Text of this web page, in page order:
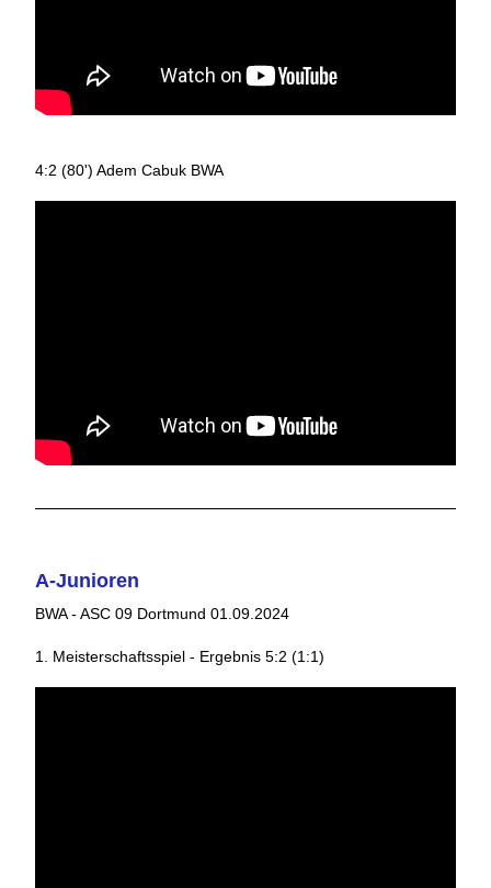
4:2 (80') Adem Cabuk BWA
A-Junioren
BWA - ASC 09 Dortmund 01.09.2024
1. Meisterschaftsspiel - Ergebnis 5:2 (1:1)